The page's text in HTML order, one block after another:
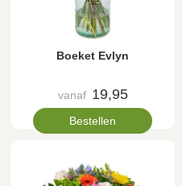
Boeket Evlyn
vanaf 19,95
Bestellen